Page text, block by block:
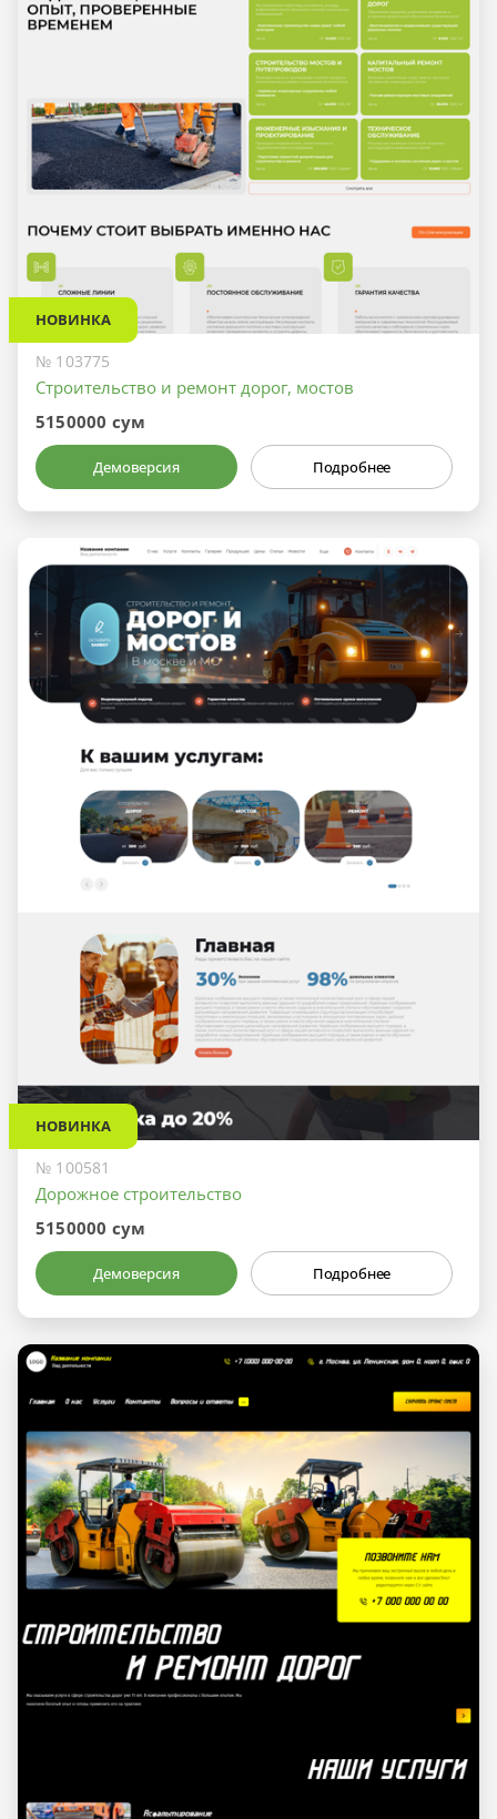
НОВИНКА
№ 103775
Строительство и ремонт дорог, мостов
5150000 сум
Демоверсия Подробнее
НОВИНКА
№ 100581
Дорожное строительство
5150000 сум
Демоверсия Подробнее